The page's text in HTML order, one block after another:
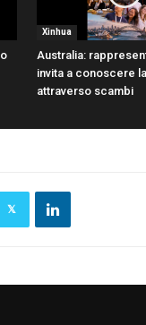
Xinhua
Australia:
invita a conoscere
attraverso scambi